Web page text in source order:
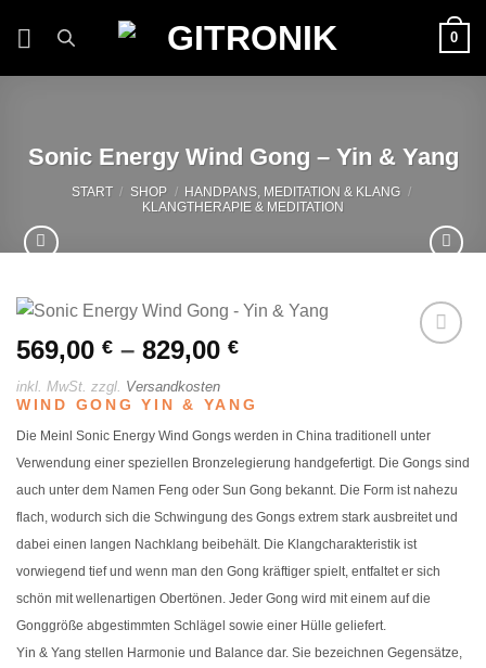
0
Sonic Energy Wind Gong – Yin & Yang
START / SHOP / HANDPANS, MEDITATION & KLANG /
KLANGTHERAPIE & MEDITATION
569,00 € – 829,00 €
inkl. MwSt. zzgl. Versandkosten
WIND GONG YIN & YANG
Die Meinl Sonic Energy Wind Gongs werden in China traditionell unter
Verwendung einer speziellen Bronzelegierung handgefertigt. Die Gongs sind
auch unter dem Namen Feng oder Sun Gong bekannt. Die Form ist nahezu
flach, wodurch sich die Schwingung des Gongs extrem stark ausbreitet und
dabei einen langen Nachklang beibehält. Die Klangcharakteristik ist
vorwiegend tief und wenn man den Gong kräftiger spielt, entfaltet er sich
schön mit wellenartigen Obertönen. Jeder Gong wird mit einem auf die
Gonggröße abgestimmten Schlägel sowie einer Hülle geliefert.
Yin & Yang stellen Harmonie und Balance dar. Sie bezeichnen Gegensätze,